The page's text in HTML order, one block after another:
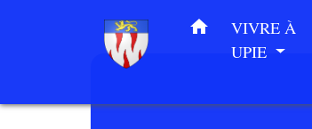
home
VIVRE À
UPIE